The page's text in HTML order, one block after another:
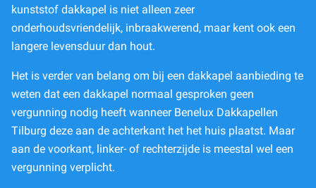
kunststof dakkapel is niet alleen zeer
onderhoudsvriendelijk, inbraakwerend, maar kent ook een
langere levensduur dan hout.
Het is verder van belang om bij een dakkapel aanbieding te
weten dat een dakkapel normaal gesproken geen
vergunning nodig heeft wanneer Benelux Dakkapellen
Tilburg deze aan de achterkant het het huis plaatst. Maar
aan de voorkant, linker- of rechterzijde is meestal wel een
vergunning verplicht.